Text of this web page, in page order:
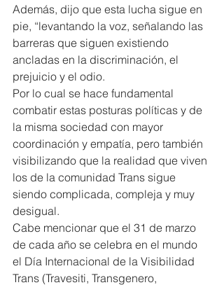
Además, dijo que esta lucha sigue en
pie, “levantando la voz, señalando las
barreras que siguen existiendo
ancladas en la discriminación, el
prejuicio y el odio.
Por lo cual se hace fundamental
combatir estas posturas políticas y de
la misma sociedad con mayor
coordinación y empatía, pero también
visibilizando que la realidad que viven
los de la comunidad Trans sigue
siendo complicada, compleja y muy
desigual.
Cabe mencionar que el 31 de marzo
de cada año se celebra en el mundo
el Día Internacional de la Visibilidad
Trans (Travesiti, Transgenero,